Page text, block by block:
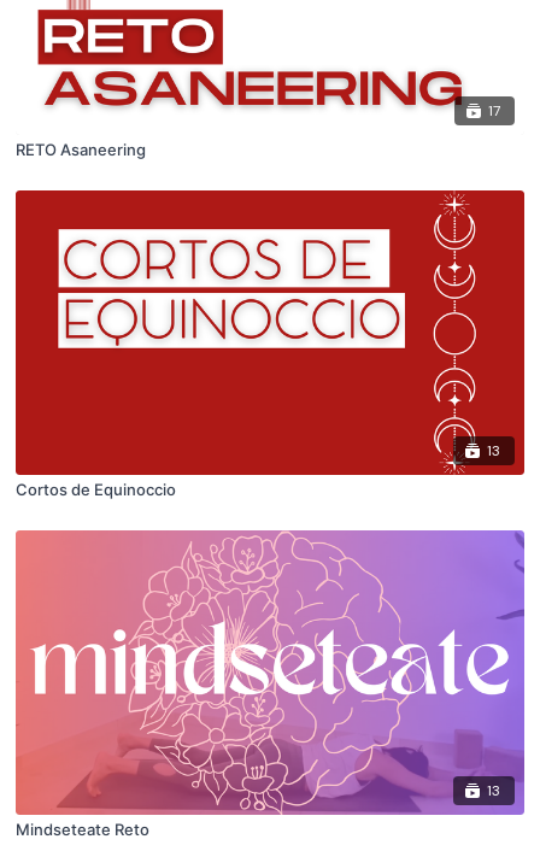
17
RETO Asaneering
13
Cortos de Equinoccio
13
Mindseteate Reto